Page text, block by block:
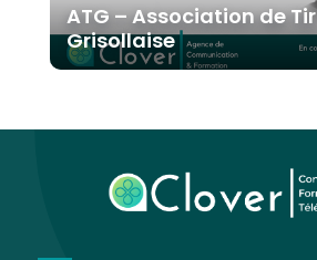
ATG – Association de Tir
Grisollaise